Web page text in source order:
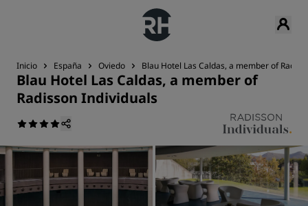
Inicio España Oviedo Blau Hotel Las Caldas, a member of
Blau Hotel Las Caldas, a member of
Radisson Individuals